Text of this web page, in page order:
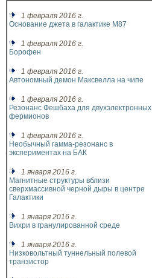
1 февраля 2016 г.
Основание джета в галактике M87
1 февраля 2016 г.
Борофен
1 февраля 2016 г.
Автономный демон Максвелла на чипе
1 февраля 2016 г.
Резонанс Фешбаха для двухэлектронных
фермионов
1 февраля 2016 г.
Необычный гамма-резонанс в
экспериментах на БАК
1 января 2016 г.
Магнитные структуры вблизи
сверхмассивной черной дыры в центре
Галактики
1 января 2016 г.
Вихри в гранулированной среде
1 января 2016 г.
Низковольтный туннельный полевой
транзистор